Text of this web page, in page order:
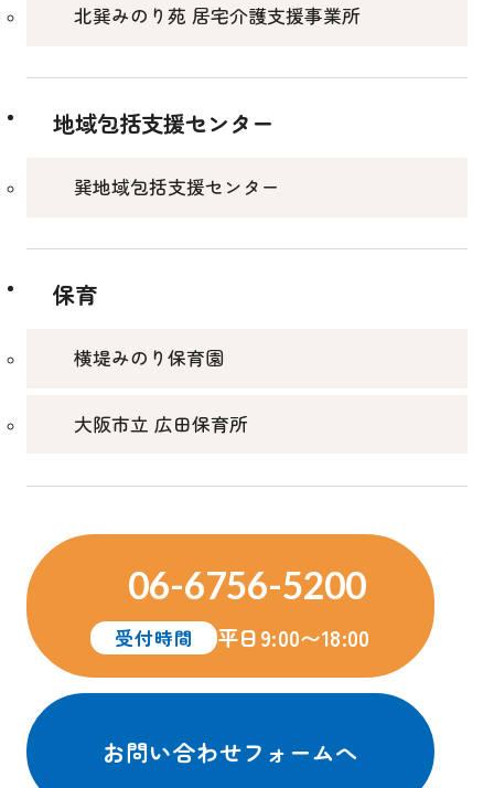
北巽みのり苑 居宅介護支援事業所
地域包括支援センター
巽地域包括支援センター
保育
横堤みのり保育園
大阪市立 広田保育所
06-6756-5200
受付時間 平日9:00〜18:00
お問い合わせフォームへ